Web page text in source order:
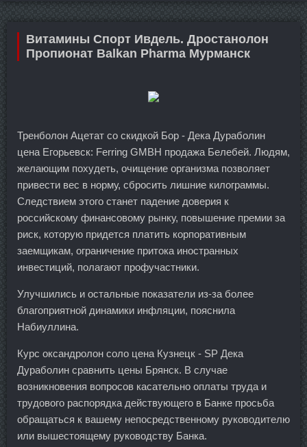
Витамины Спорт Ивдель. Дростанолон
Пропионат Balkan Pharma Мурманск
Тренболон Ацетат со скидкой Бор - Дека Дураболин
цена Егорьевск: Ferring GMBH продажа Белебей. Людям,
желающим похудеть, очищение организма позволяет
привести вес в норму, сбросить лишние килограммы.
Следствием этого станет падение доверия к
российскому финансовому рынку, повышение премии за
риск, которую придется платить корпоративным
заемщикам, ограничение притока иностранных
инвестиций, полагают профучастники.
Улучшились и остальные показатели из-за более
благоприятной динамики инфляции, пояснила
Набиуллина.
Курс оксандролон соло цена Кузнецк - SP Дека
Дураболин сравнить цены Брянск. В случае
возникновения вопросов касательно оплаты труда и
трудового распорядка действующего в Банке просьба
обращаться к вашему непосредственному руководителю
или вышестоящему руководству Банка.